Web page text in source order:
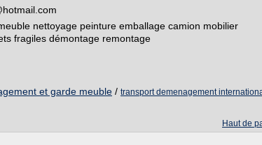
nettoyage peinture emballage camion mobilier
fragiles démontage remontage
et garde meuble / transport demenagement
Haut de